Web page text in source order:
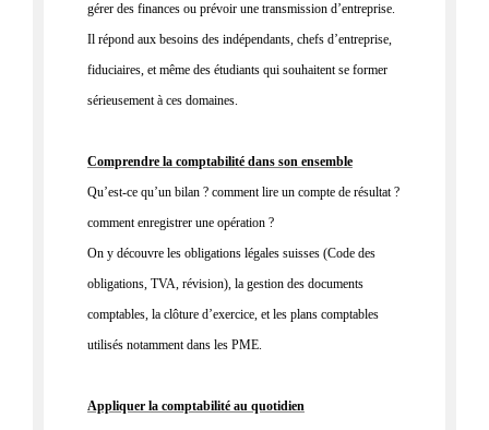
gérer des finances ou prévoir une transmission d’entreprise.
Il répond aux besoins des indépendants, chefs d’entreprise,
fiduciaires, et même des étudiants qui souhaitent se former
sérieusement à ces domaines.
Comprendre la comptabilité dans son ensemble
Qu’est-ce qu’un bilan ? comment lire un compte de résultat ?
comment enregistrer une opération ?
On y découvre les obligations légales suisses (Code des
obligations, TVA, révision), la gestion des documents
comptables, la clôture d’exercice, et les plans comptables
utilisés notamment dans les PME.
Appliquer la comptabilité au quotidien